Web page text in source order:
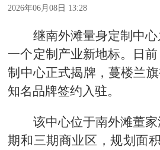
2026年06月08日 13:28
继南外滩量身定制中心
一个定制产业新地标。日
制中心正式揭牌，蔓楼兰
知名品牌签约入驻。
该中心位于南外滩董家
期和三期商业区，规划面